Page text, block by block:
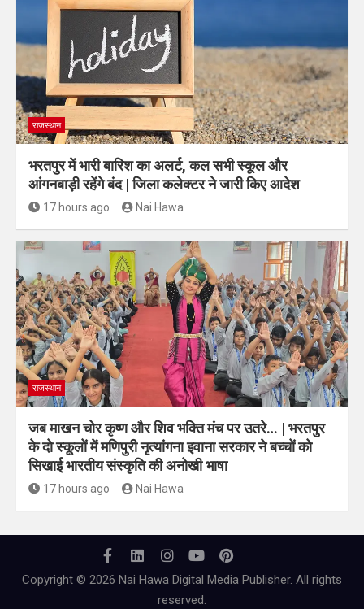
राजस्थान
भरतपुर में भारी बारिश का अलर्ट, कल सभी स्कूल और
आंगनबाड़ी रहेंगे बंद | जिला कलेक्टर ने जारी किए आदेश
17 hours ago Nai Hawa
राजस्थान
जब माखन चोर कृष्ण और शिव भक्ति मंच पर उतरे… | भरतपुर
के दो स्कूलों में मणिपुरी नृत्यांगना इवाना सरकार ने बच्चों को
सिखाई भारतीय संस्कृति की अनोखी भाषा
17 hours ago Nai Hawa
Copyright © 2026 Nai Hawa Digital Media Publisher. All rights
reserved.